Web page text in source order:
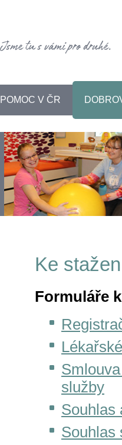
POMOC V ČR
Ke
Formuláře
služby
Souhlas
Souhlas